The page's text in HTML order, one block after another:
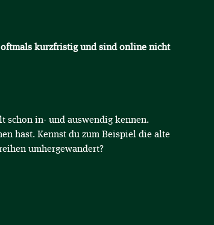
oftmals kurzfristig und sind online nicht
schon in- und auswendig kennen.
hast. Kennst du zum Beispiel die alte
umhergewandert?